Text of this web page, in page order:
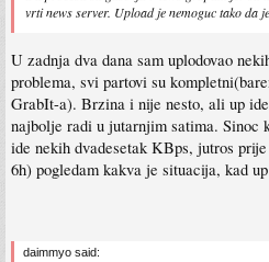
vrti news server. Upload je nemoguc tako da
U zadnja dva dana sam uplodovao
problema, svi partovi su
GrabIt-a). Brzina i nije nesto, ali up
najbolje radi u jutarnjim satima. Sinoc
ide nekih dvadesetak KBps, jutros
6h) pogledam kakva je situacija, kad
daimmyo said: